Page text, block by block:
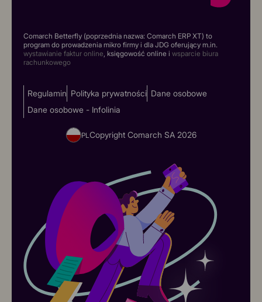
Comarch Betterfly (poprzednia nazwa: Comarch ERP XT) to
program do prowadzenia mikro firmy i dla JDG oferujący m.in.
wystawianie faktur online, księgowość online i wsparcie biura
rachunkowego
Regulamin Polityka prywatności Dane osobowe
Dane osobowe - Infolinia
PL Copyright Comarch SA 2026